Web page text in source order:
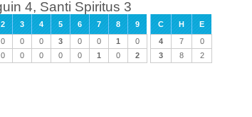
4, Santi Spiritus 3
2 3 4 5 6 7 8 9 C H
E
0 0 0 3 0 0 1 0 4 7
0
0 0 0 0 0 1 0 2 3 8 2